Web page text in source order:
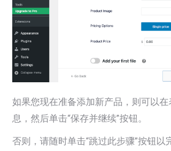
如果您现在准备添加新产品，则可以
息，然后单击“保存并继续”按钮。
否则，请随时单击“跳过此步骤”按钮以